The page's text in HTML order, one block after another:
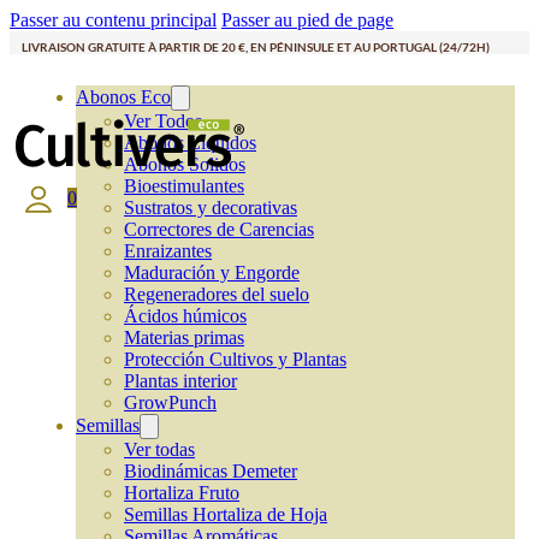
Passer au contenu principal Passer au pied de page
LIVRAISON GRATUITE À PARTIR DE 20 €, EN PÉNINSULE ET AU PORTUGAL (24/72H)
Abonos Eco
Ver Todos
Abonos Líquidos
Abonos Solidos
Bioestimulantes
Sustratos y decorativas
Correctores de Carencias
Enraizantes
Maduración y Engorde
Regeneradores del suelo
Ácidos húmicos
Materias primas
Protección Cultivos y Plantas
Plantas interior
GrowPunch
Semillas
Ver todas
Biodinámicas Demeter
Hortaliza Fruto
Semillas Hortaliza de Hoja
0